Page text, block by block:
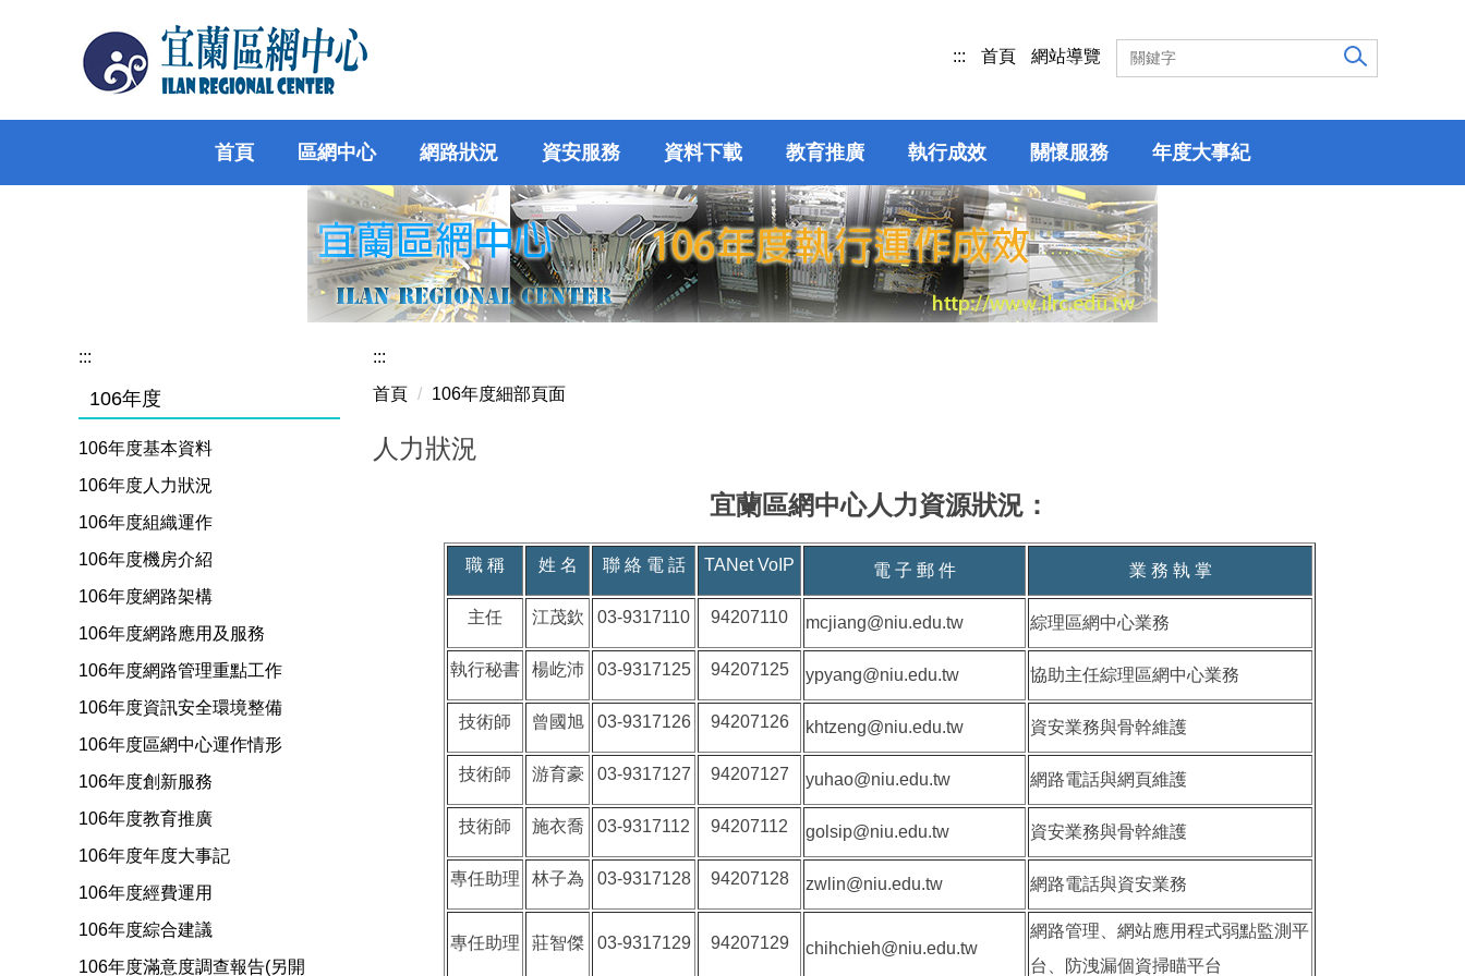
內
::: 首頁 網站導覽
首頁 區網中心 網路狀況 資安服務 資料下載 教育推廣 執行成效 關懷服務 年度大事紀
:::
106年度
106年度基本資料
106年度人力狀況
106年度組織運作
106年度機房介紹
106年度網路架構
106年度網路應用及服務
106年度網路管理重點工作
106年度資訊安全環境整備
106年度區網中心運作情形
106年度創新服務
106年度教育推廣
106年度年度大事記
106年度經費運用
106年度綜合建議
106年度滿意度調查報告(另開
:::
首頁
106年度細部頁面
人力狀況
宜蘭區網中心人力資源狀況：
職 稱 姓 名 聯 絡 電 話 TANet VoIP 電 子 郵 件 業 務 執 掌
主任 江茂欽 03-9317110 94207110 mcjiang@niu.edu.tw 綜理區網中心業務
執行秘書 楊屹沛 03-9317125 94207125 ypyang@niu.edu.tw 協助主任綜理區網中心業務
技術師 曾國旭 03-9317126 94207126 khtzeng@niu.edu.tw 資安業務與骨幹維護
技術師 游育豪 03-9317127 94207127 yuhao@niu.edu.tw 網路電話與網頁維護
技術師 施衣喬 03-9317112 94207112 golsip@niu.edu.tw 資安業務與骨幹維護
專任助理 林子為 03-9317128 94207128 zwlin@niu.edu.tw 網路電話與資安業務
專任助理 莊智傑 03-9317129 94207129 chihchieh@niu.edu.tw
網路管理、網站應用程式弱點監測平
台、防洩漏個資掃瞄平台